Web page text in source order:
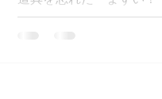
ると ばーちゃんからの